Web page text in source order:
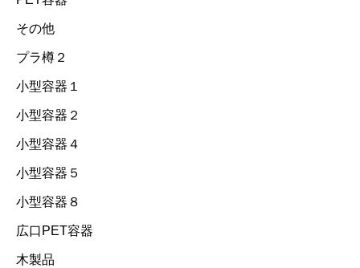
その他
プラ樽２
小型容器１
小型容器２
小型容器４
小型容器５
小型容器８
広口PET容器
木製品